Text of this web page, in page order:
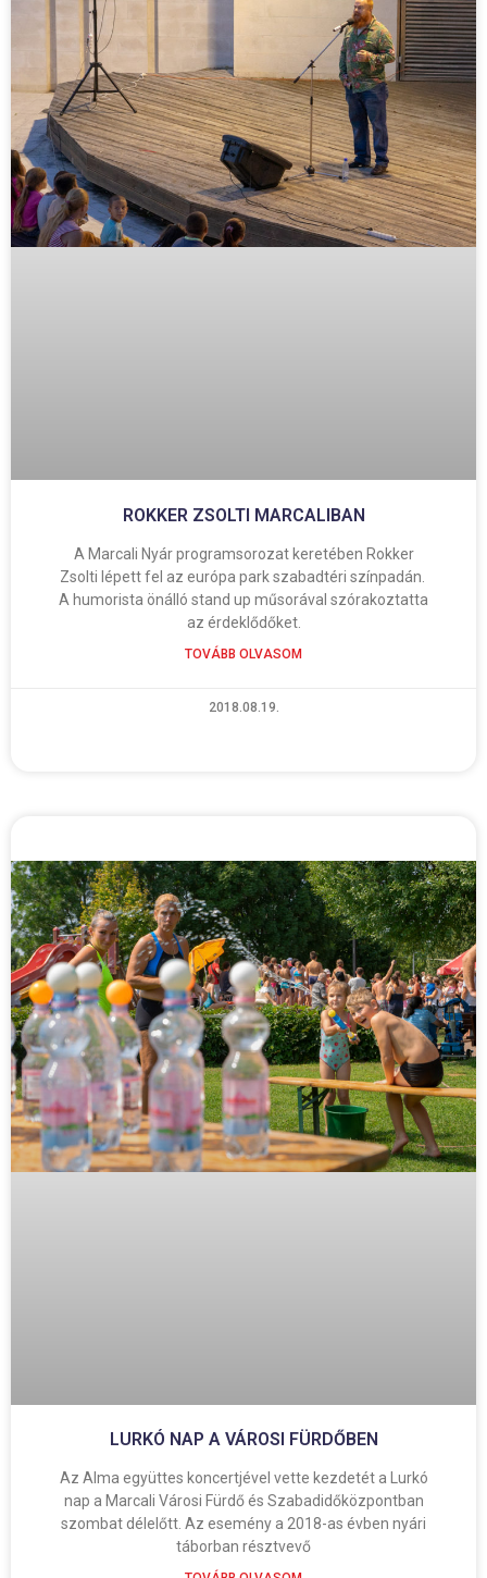
ROKKER ZSOLTI MARCALIBAN
A Marcali Nyár programsorozat keretében Rokker
Zsolti lépett fel az európa park szabadtéri színpadán.
A humorista önálló stand up műsorával szórakoztatta
az érdeklődőket.
TOVÁBB OLVASOM
2018.08.19.
LURKÓ NAP A VÁROSI FÜRDŐBEN
Az Alma együttes koncertjével vette kezdetét a Lurkó
nap a Marcali Városi Fürdő és Szabadidőközpontban
szombat délelőtt. Az esemény a 2018-as évben nyári
táborban résztvevő